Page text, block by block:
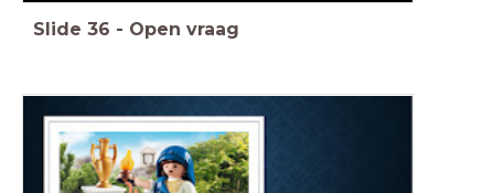
Slide 36 - Open vraag